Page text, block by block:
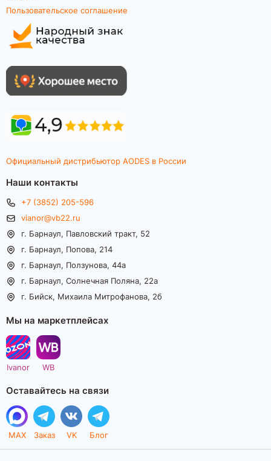
Пользовательское соглашение
Официальный дистрибьютор AODES в России
Наши контакты
+7 (3852) 205-596
vianor@vb22.ru
г. Барнаул, Павловский тракт, 52
г. Барнаул, Попова, 214
г. Барнаул, Ползунова, 44а
г. Барнаул, Солнечная Поляна, 22а
г. Бийск, Михаила Митрофанова, 2б
Мы на маркетплейсах
Ivanor WB
Оставайтесь на связи
MAX Заказ VK Блог